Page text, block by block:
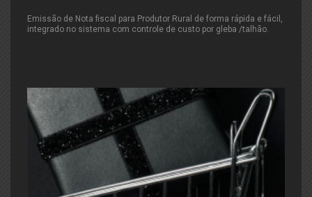
Emissão de Nota fiscal para Produtor Rural de forma rápida e fácil,
integrado no sistema com controle de custo por gleba /talhão.